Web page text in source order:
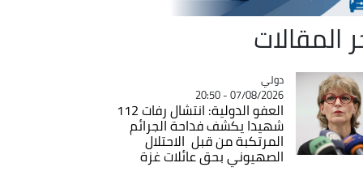
المقالات
Catégorie
دولي
07/08/2026 - 20:50
العفو الدولية: انتشال رفات 112
شهيدا يكشف فداحة الجرائم
المرتكبة من قبل الاحتلال
الصهيوني بحق عائلات غزة